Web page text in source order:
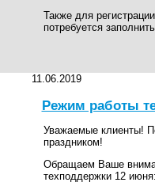
Также для
потребуется заполнить
11.06.2019
Режим работы
Уважаемые клиенты!
праздником!
Обращаем Ваше
техподдержки 12 июня: